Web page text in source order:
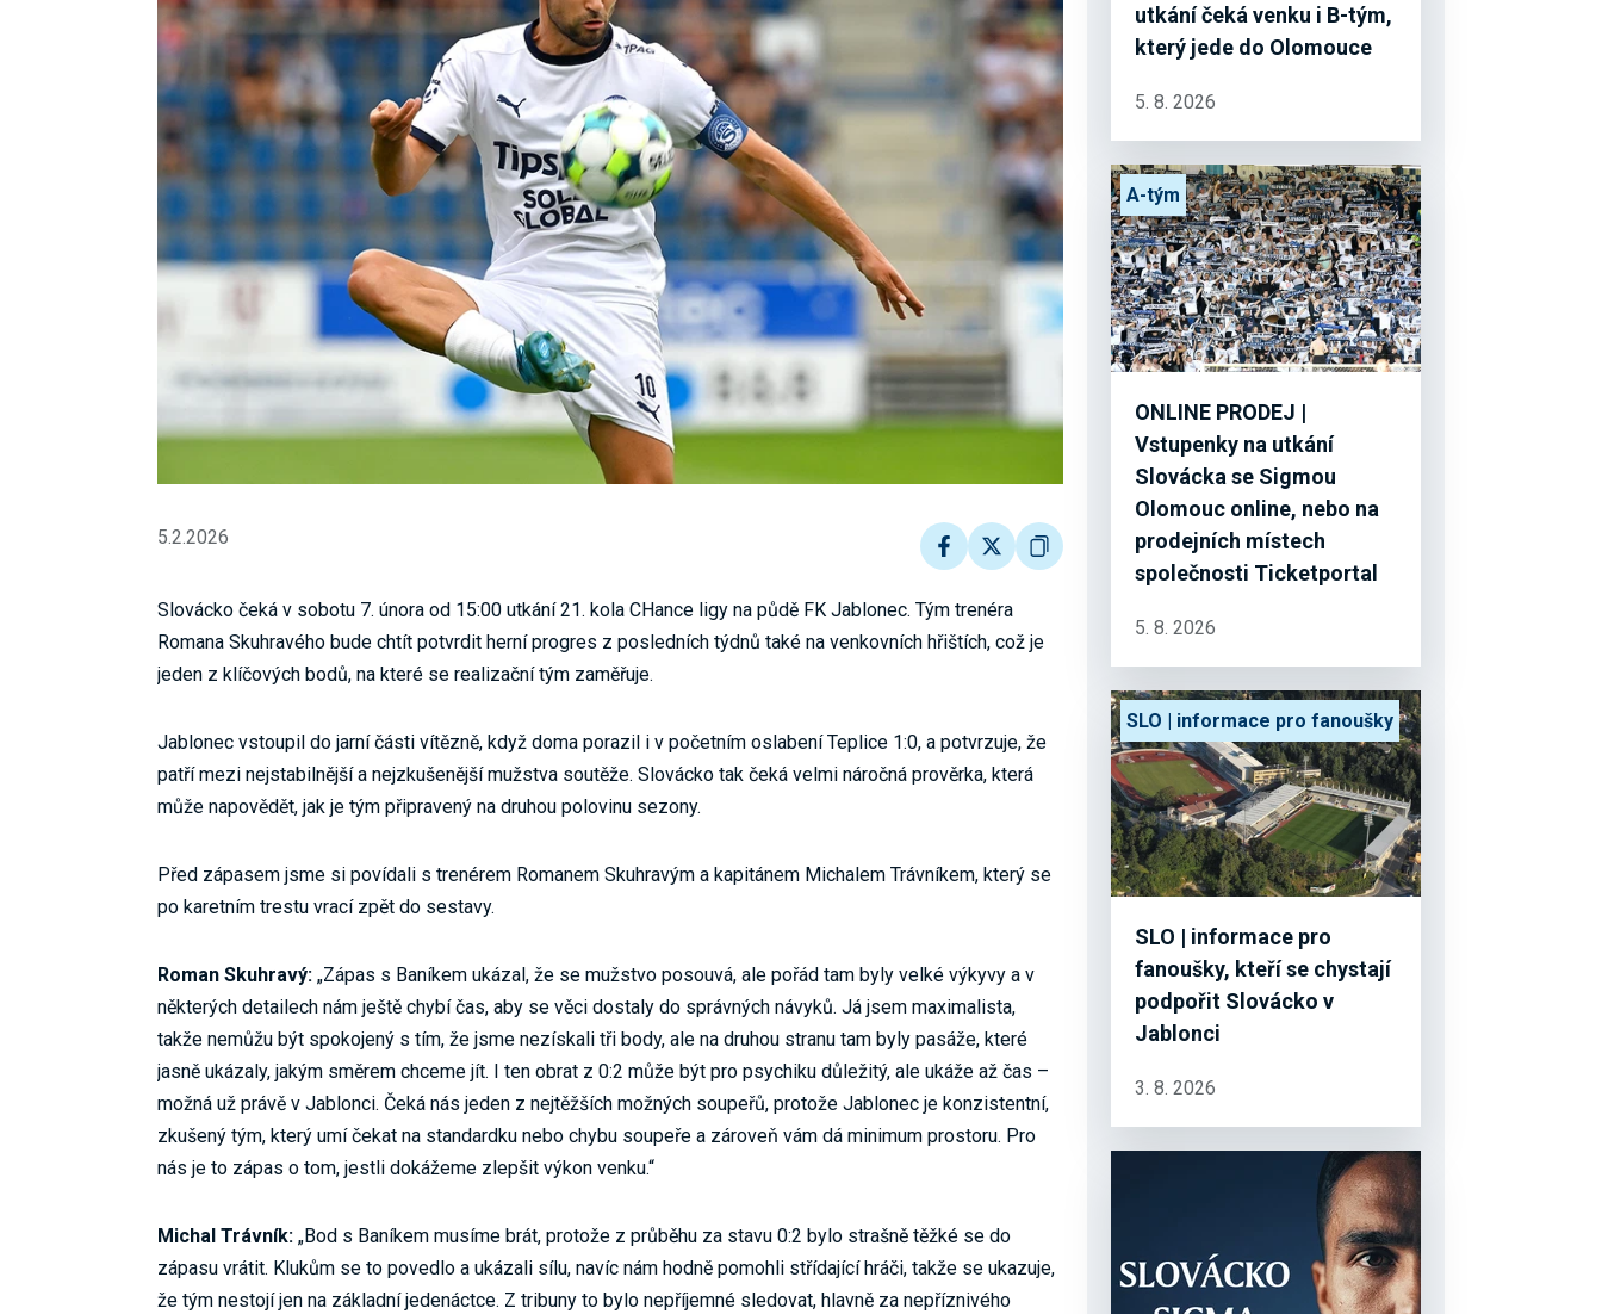
5.2.2026
Slovácko čeká v sobotu 7. února od 15:00 utkání 21. kola CHance ligy na půdě FK Jablonec. Tým trenéra
Romana Skuhravého bude chtít potvrdit herní progres z posledních týdnů také na venkovních hřištích, což je
jeden z klíčových bodů, na které se realizační tým zaměřuje.
Jablonec vstoupil do jarní části vítězně, když doma porazil i v početním oslabení Teplice 1:0, a potvrzuje, že
patří mezi nejstabilnější a nejzkušenější mužstva soutěže. Slovácko tak čeká velmi náročná prověrka, která
může napovědět, jak je tým připravený na druhou polovinu sezony.
Před zápasem jsme si povídali s trenérem Romanem Skuhravým a kapitánem Michalem Trávníkem, který se
po karetním trestu vrací zpět do sestavy.
Roman Skuhravý: „Zápas s Baníkem ukázal, že se mužstvo posouvá, ale pořád tam byly velké výkyvy a v
některých detailech nám ještě chybí čas, aby se věci dostaly do správných návyků. Já jsem maximalista,
takže nemůžu být spokojený s tím, že jsme nezískali tři body, ale na druhou stranu tam byly pasáže, které
jasně ukázaly, jakým směrem chceme jít. I ten obrat z 0:2 může být pro psychiku důležitý, ale ukáže až čas –
možná už právě v Jablonci. Čeká nás jeden z nejtěžších možných soupeřů, protože Jablonec je konzistentní,
zkušený tým, který umí čekat na standardku nebo chybu soupeře a zároveň vám dá minimum prostoru. Pro
nás je to zápas o tom, jestli dokážeme zlepšit výkon venku.“
Michal Trávník: „Bod s Baníkem musíme brát, protože z průběhu za stavu 0:2 bylo strašně těžké se do
zápasu vrátit. Klukům se to povedlo a ukázali sílu, navíc nám hodně pomohli střídající hráči, takže se ukazuje,
že tým nestojí jen na základní jedenáctce. Z tribuny to bylo nepříjemné sledovat, hlavně za nepříznivého
utkání čeká venku i B-tým,
který jede do Olomouce
5. 8. 2026
ONLINE PRODEJ |
Vstupenky na utkání
Slovácka se Sigmou
Olomouc online, nebo na
prodejních místech
společnosti Ticketportal
A-tým
5. 8. 2026
SLO | informace pro
fanoušky, kteří se chystají
podpořit Slovácko v
Jablonci
SLO | informace pro fanoušky
3. 8. 2026